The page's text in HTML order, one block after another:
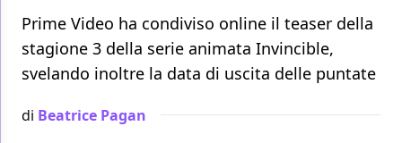
Prime Video ha condiviso online il teaser della
stagione 3 della serie animata Invincible,
svelando inoltre la data di uscita delle puntate
di Beatrice Pagan